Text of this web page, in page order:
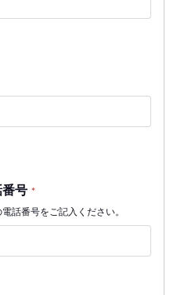
号 *
話番号をご記入ください。